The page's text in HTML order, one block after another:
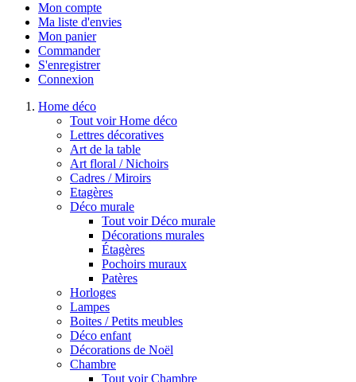
Mon compte
Ma liste d'envies
Mon panier
Commander
S'enregistrer
Connexion
Home déco
Tout voir Home déco
Lettres décoratives
Art de la table
Art floral / Nichoirs
Cadres / Miroirs
Etagères
Déco murale
Tout voir Déco murale
Décorations murales
Étagères
Pochoirs muraux
Patères
Horloges
Lampes
Boites / Petits meubles
Déco enfant
Décorations de Noël
Chambre
Tout voir Chambre